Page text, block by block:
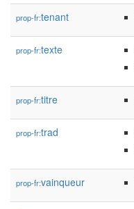
prop-fr:tenant
prop-fr:texte
prop-fr:titre
prop-fr:trad
prop-fr:vainqueur